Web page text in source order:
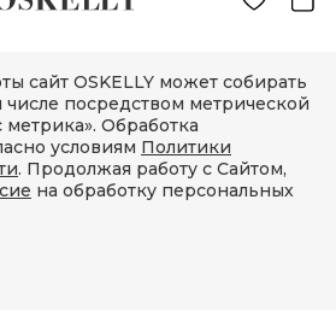
сайт OSKELLY может собирать
посредством метрической
Обработка
условиям Политики
. Продолжая работу с Сайтом,
на обработку персональных